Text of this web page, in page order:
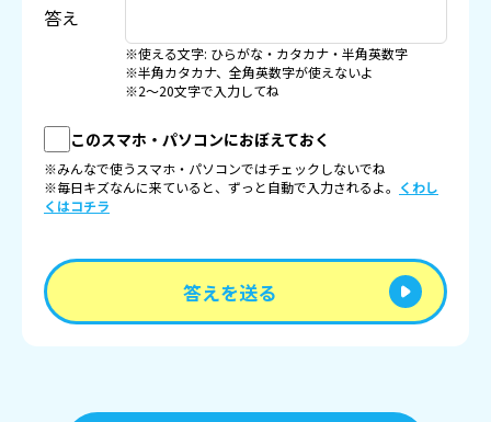
答え
※使える文字: ひらがな・カタカナ・半角英数字
※半角カタカナ、全角英数字が使えないよ
※2〜20文字で入力してね
このスマホ・パソコンにおぼえておく
※みんなで使うスマホ・パソコンではチェックしないでね
※毎日キズなんに来ていると、ずっと自動で入力されるよ。 くわし
くはコチラ
答えを送る